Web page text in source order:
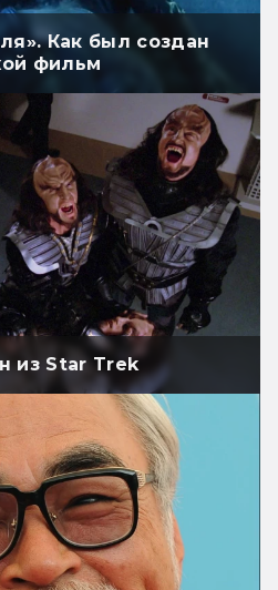
Как был создан
фильм
из Star Trek